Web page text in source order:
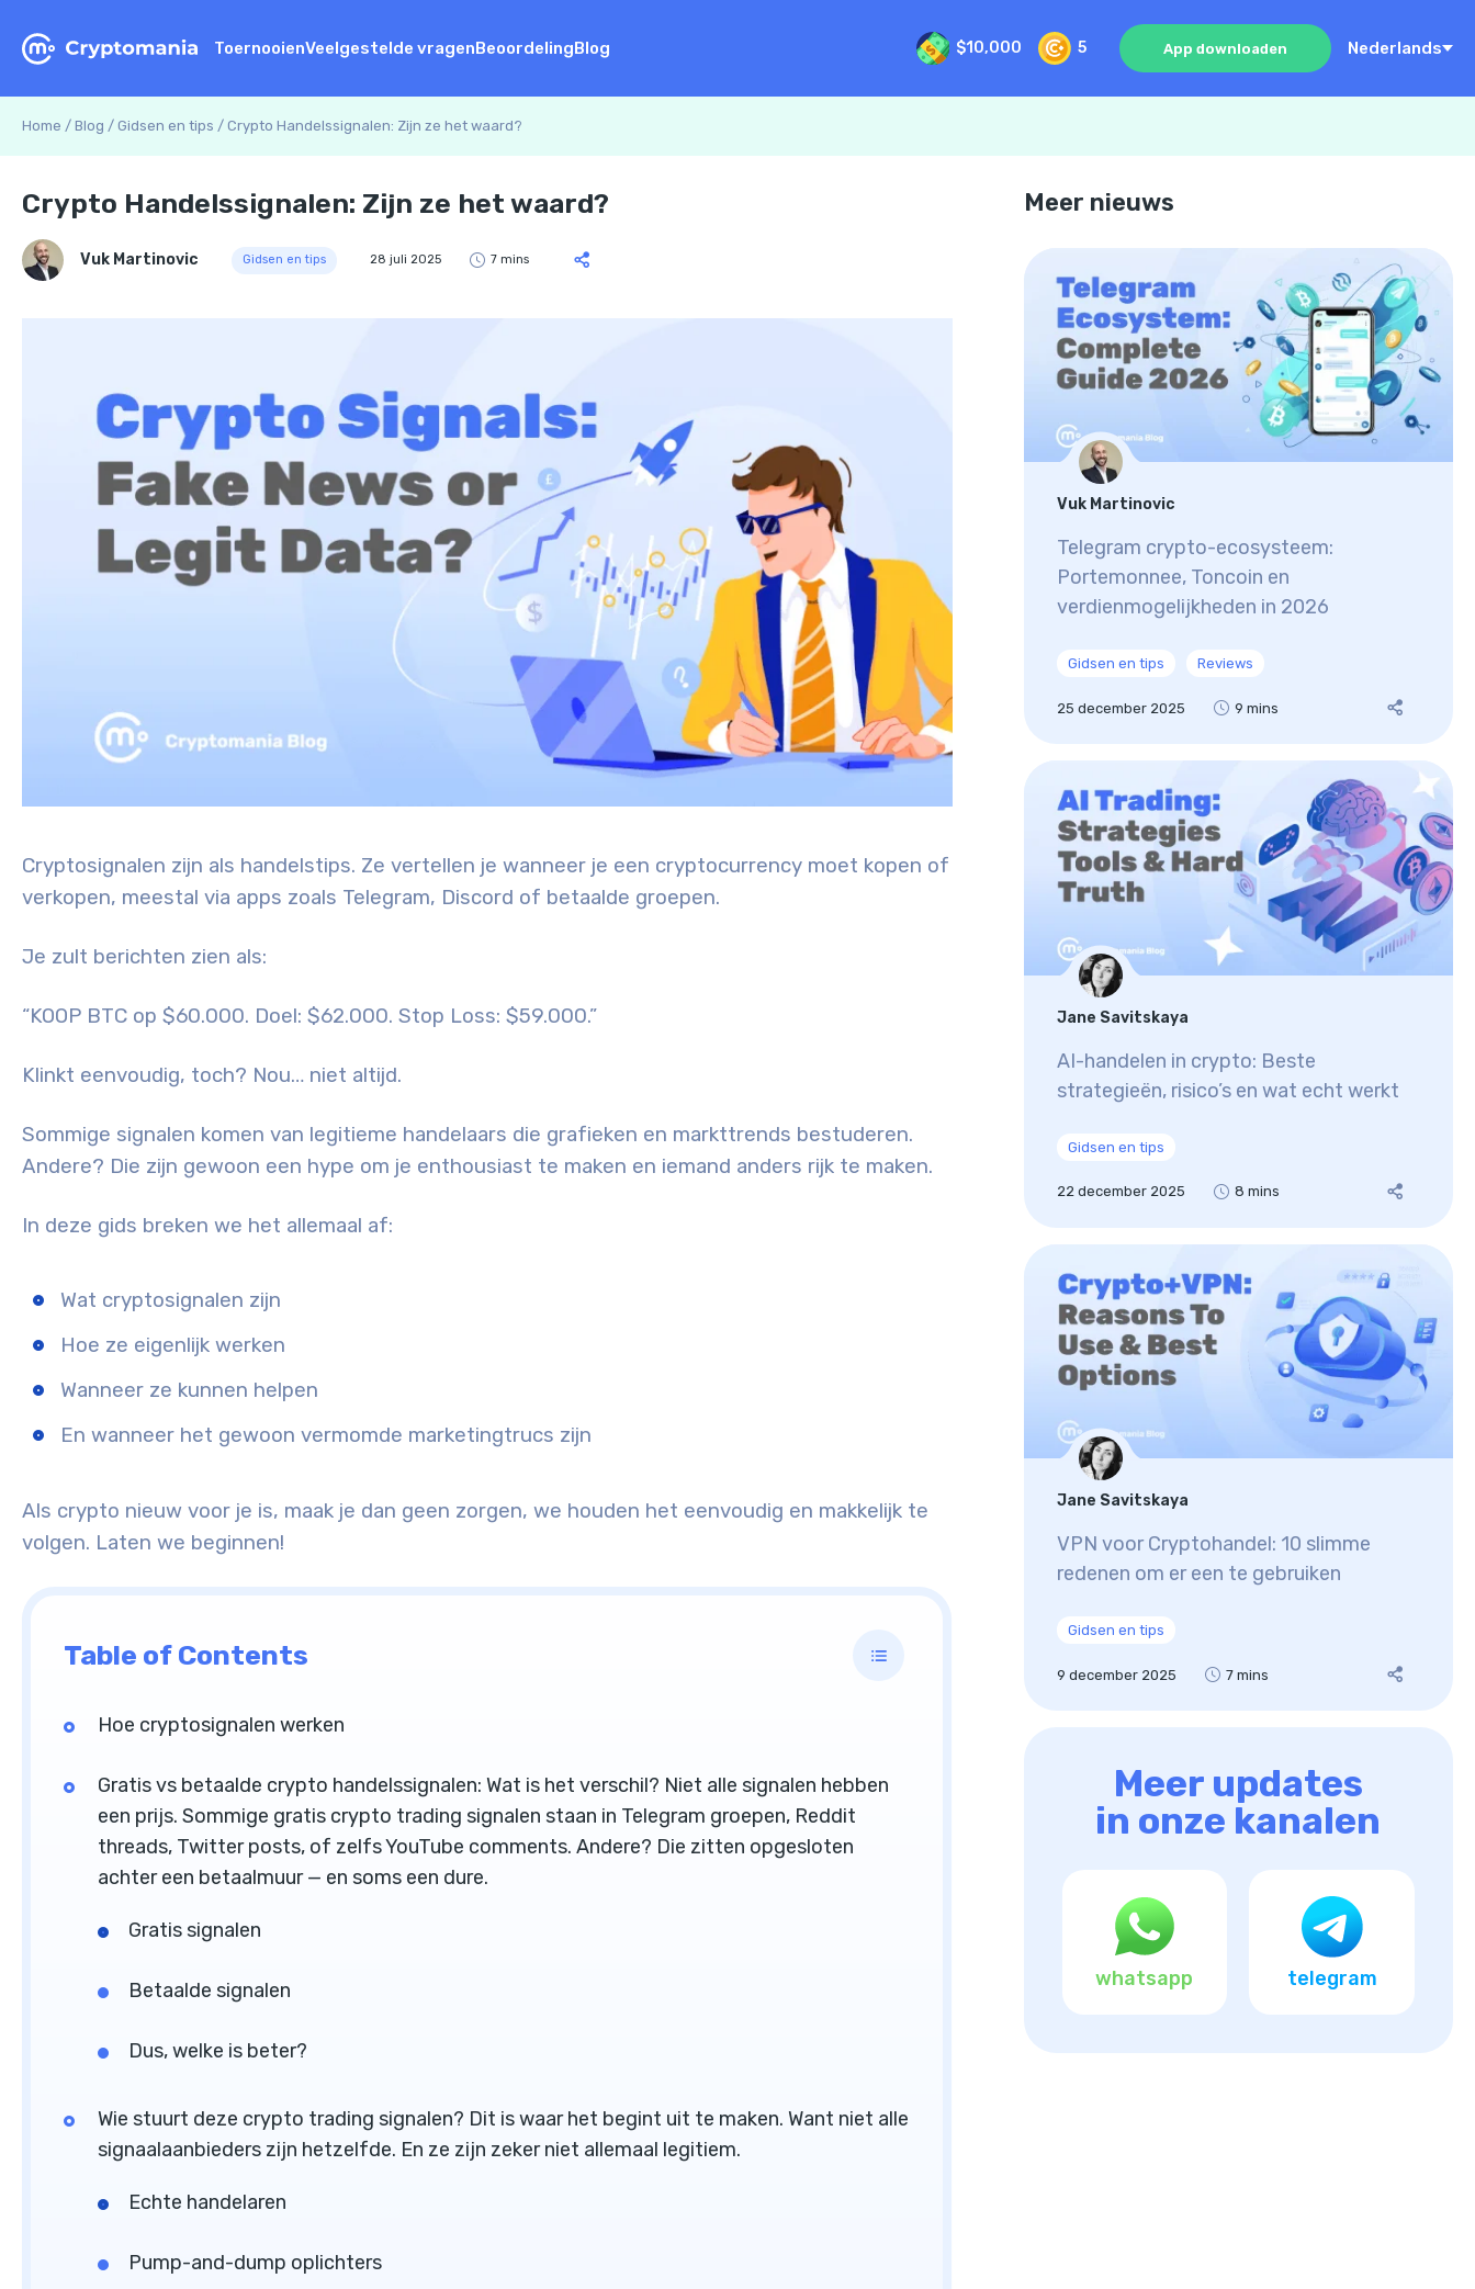
ToernooienVeelgestelde vragenBeoordelingBlog $10,000 5 App downloaden Nederlands
Home / Blog / Gidsen en tips / Crypto Handelssignalen: Zijn ze het waard?
Crypto Handelssignalen: Zijn ze het waard?
Vuk Martinovic Gidsen en tips 28 juli 2025 7 mins
Cryptosignalen zijn als handelstips. Ze vertellen je wanneer je een cryptocurrency moet kopen of
verkopen, meestal via apps zoals Telegram, Discord of betaalde groepen.
Je zult berichten zien als:
“KOOP BTC op $60.000. Doel: $62.000. Stop Loss: $59.000.”
Klinkt eenvoudig, toch? Nou… niet altijd.
Sommige signalen komen van legitieme handelaars die grafieken en markttrends bestuderen.
Andere? Die zijn gewoon een hype om je enthousiast te maken en iemand anders rijk te maken.
In deze gids breken we het allemaal af:
Wat cryptosignalen zijn
Hoe ze eigenlijk werken
Wanneer ze kunnen helpen
En wanneer het gewoon vermomde marketingtrucs zijn
Als crypto nieuw voor je is, maak je dan geen zorgen, we houden het eenvoudig en makkelijk te
volgen. Laten we beginnen!
Table of Contents
Hoe cryptosignalen werken
Gratis vs betaalde crypto handelssignalen: Wat is het verschil? Niet alle signalen hebben
een prijs. Sommige gratis crypto trading signalen staan in Telegram groepen, Reddit
threads, Twitter posts, of zelfs YouTube comments. Andere? Die zitten opgesloten
achter een betaalmuur — en soms een dure.
Gratis signalen
Betaalde signalen
Dus, welke is beter?
Wie stuurt deze crypto trading signalen? Dit is waar het begint uit te maken. Want niet alle
signaalaanbieders zijn hetzelfde. En ze zijn zeker niet allemaal legitiem.
Echte handelaren
Pump-and-dump oplichters
Meer nieuws
Vuk Martinovic
Telegram crypto-ecosysteem:
Portemonnee, Toncoin en
verdienmogelijkheden in 2026
Gidsen en tips Reviews
25 december 2025 9 mins
Jane Savitskaya
AI-handelen in crypto: Beste
strategieën, risico’s en wat echt werkt
Gidsen en tips
22 december 2025 8 mins
Jane Savitskaya
VPN voor Cryptohandel: 10 slimme
redenen om er een te gebruiken
Gidsen en tips
9 december 2025 7 mins
Meer updates
in onze kanalen
whatsapp telegram